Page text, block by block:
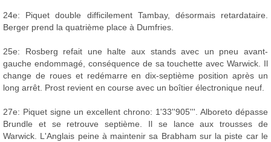
24e: Piquet double difficilement Tambay, désormais retardataire.
Berger prend la quatrième place à Dumfries.
25e: Rosberg refait une halte aux stands avec un pneu avant-
gauche endommagé, conséquence de sa touchette avec Warwick. Il
change de roues et redémarre en dix-septième position après un
long arrêt. Prost revient en course avec un boîtier électronique neuf.
27e: Piquet signe un excellent chrono: 1'33''905'''. Alboreto dépasse
Brundle et se retrouve septième. Il se lance aux trousses de
Warwick. L'Anglais peine à maintenir sa Brabham sur la piste car le